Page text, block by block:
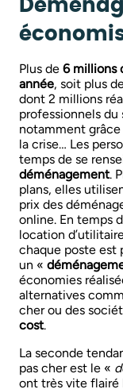
Plus de 6 millions
année, soit plus
dont 2 millions
professionnels
notamment
la crise… Les
temps de se
déménagement.
plans, elles
prix des
online. En temps
location
chaque poste est
un «
économies
alternatives
cher ou des
cost.
La seconde
pas cher est le «
ont très vite flairé